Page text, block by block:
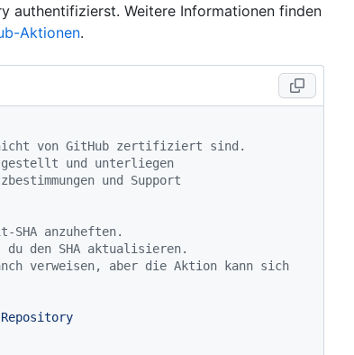
authentifizierst. Weitere Informationen finden
Aktionen.
nicht von GitHub zertifiziert sind.
und unterliegen
und Support
SHA anzuheften.
den SHA aktualisieren.
verweisen, aber die Aktion kann sich
Repository